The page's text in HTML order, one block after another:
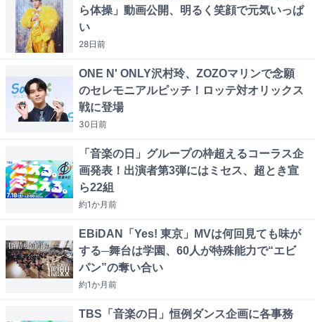
ら体操」動画公開、明るく笑顔で元気いっぱ
い
28日前
ONE N' ONLY沢村玲、ZOZOマリンで念願
のセレモニアルピッチ！ロッテ対オリックス
戦に登場
30日前
「音楽の日」グループの枠超えるコーラス企
画発表！出演者第3弾にはミセス、超とき宣
ら22組
約1か月前
EBiDAN「Yes! 東京」MVは何回見ても味が
する─舞台は学園、60人が特殊能力で“エビ
パン”の奪い合い
約1か月前
TBS「音楽の日」恒例ダンス企画に各事務